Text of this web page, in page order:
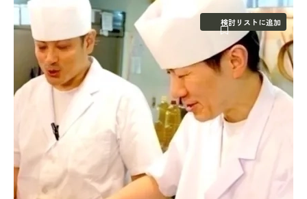
検討リストに追加